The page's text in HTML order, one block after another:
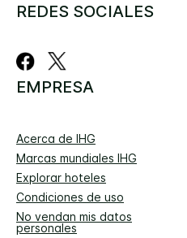
REDES SOCIALES
EMPRESA
Acerca de IHG
Marcas mundiales IHG
Explorar hoteles
Condiciones de uso
No vendan mis datos
personales